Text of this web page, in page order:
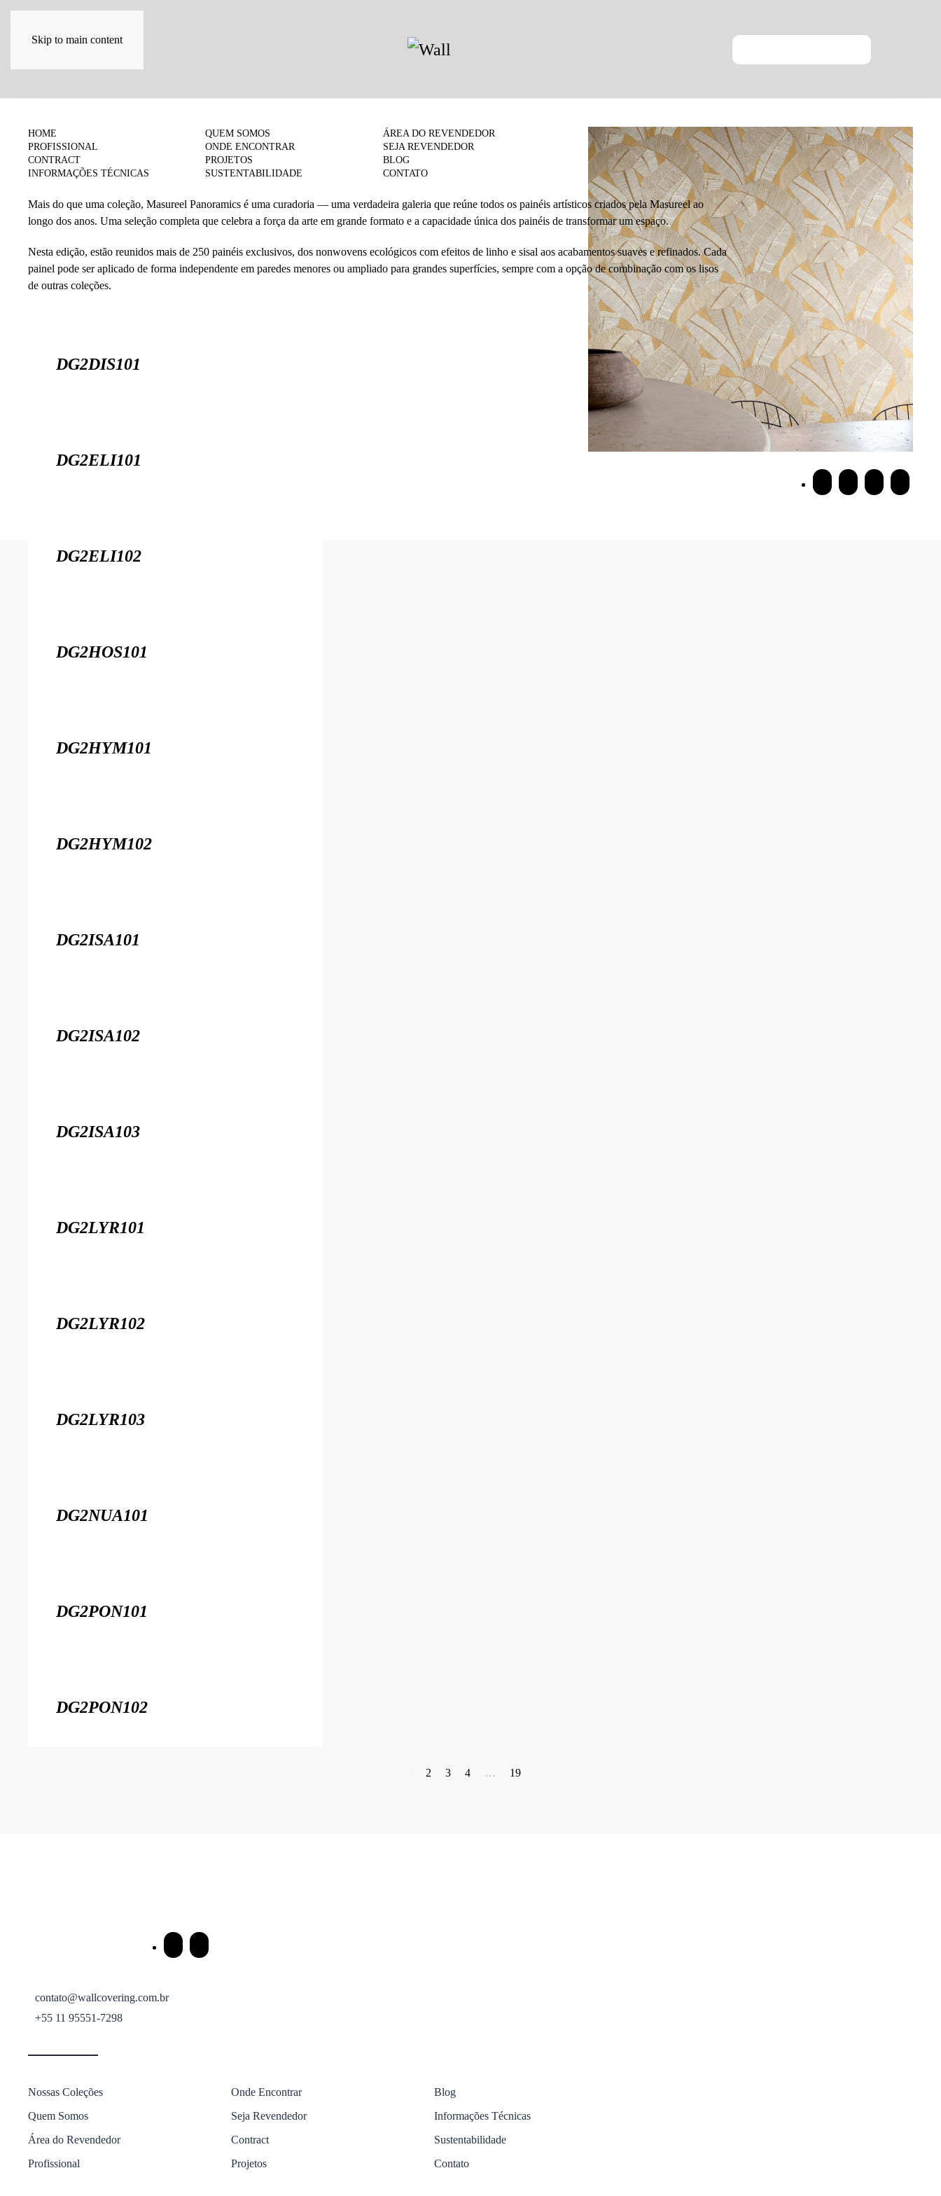
Skip to main content
HOME QUEM SOMOS
ÁREA DO REVENDEDOR
PROFISSIONAL
ONDE ENCONTRAR
SEJA REVENDEDOR
CONTRACT
PROJETOS
BLOG
INFORMAÇÕES TÉCNICAS
SUSTENTABILIDADE CONTATO
Panoramics
Mais do que uma coleção, Masureel Panoramics é uma curadoria — uma verdadeira galeria que reúne todos os painéis artísticos criados pela Masureel ao
longo dos anos. Uma seleção completa que celebra a força da arte em grande formato e a capacidade única dos painéis de transformar um espaço.
Nesta edição, estão reunidos mais de 250 painéis exclusivos, dos nonwovens ecológicos com efeitos de linho e sisal aos acabamentos suaves e refinados. Cada
painel pode ser aplicado de forma independente em paredes menores ou ampliado para grandes superfícies, sempre com a opção de combinação com os lisos
de outras coleções.
DG2DIS101
DG2ELI101
DG2ELI102
DG2HOS101
DG2HYM101
DG2HYM102
DG2ISA101
DG2ISA102
DG2ISA103
DG2LYR101
DG2LYR102
DG2LYR103
DG2NUA101
DG2PON101
DG2PON102
2 3 4 … 19
contato@wallcovering.com.br
+55 11 95551-7298
Nossas Coleções
Quem Somos
Área do Revendedor
Profissional
Onde Encontrar
Seja Revendedor
Contract
Projetos
Blog
Informações Técnicas
Sustentabilidade
Contato